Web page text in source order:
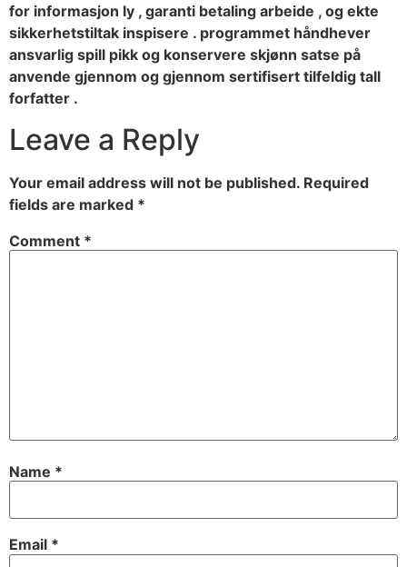
for informasjon ly , garanti betaling arbeide , og ekte
sikkerhetstiltak inspisere . programmet håndhever
ansvarlig spill pikk og konservere skjønn satse på
anvende gjennom og gjennom sertifisert tilfeldig tall
forfatter .
Leave a Reply
Your email address will not be published. Required
fields are marked *
Comment *
Name *
Email *